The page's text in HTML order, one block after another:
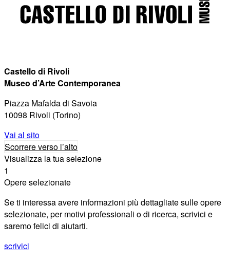
Castello di Rivoli
Museo d’Arte Contemporanea
Piazza Mafalda di Savoia
10098 Rivoli (Torino)
Vai al sito
Scorrere verso l’alto
Visualizza la tua selezione
1
Opere selezionate
Se ti interessa avere informazioni più dettagliate sulle opere
selezionate, per motivi professionali o di ricerca, scrivici e
saremo felici di aiutarti.
scrivici